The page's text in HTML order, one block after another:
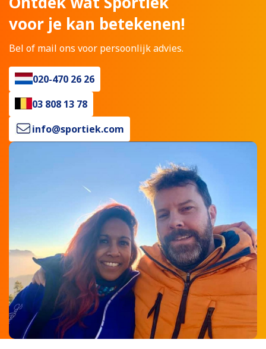
voor je kan betekenen!
Bel of mail ons voor persoonlijk advies.
020-470 26 26
03 808 13 78
info@sportiek.com